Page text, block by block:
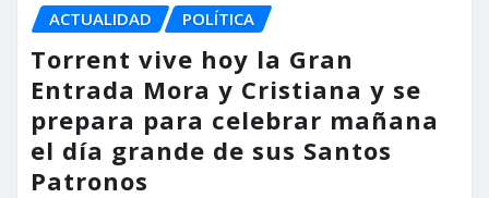
ACTUALIDAD POLÍTICA
Torrent vive hoy la Gran
Entrada Mora y Cristiana y se
prepara para celebrar mañana
el día grande de sus Santos
Patronos